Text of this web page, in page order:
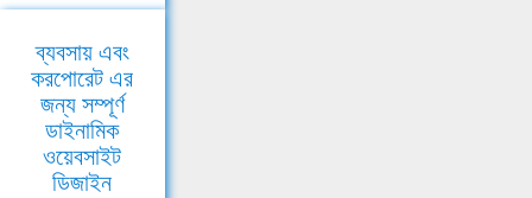
ব্যবসায় এবং
করপোরেট এর
জন্য সম্পূর্ণ
ডাইনামিক
ওয়েবসাইট
ডিজাইন